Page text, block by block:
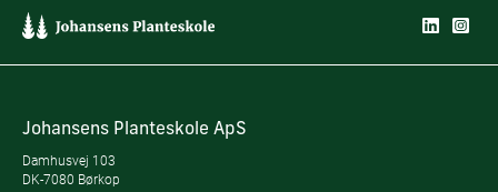
Johansens Planteskole ApS
Damhusvej 103
DK-7080 Børkop